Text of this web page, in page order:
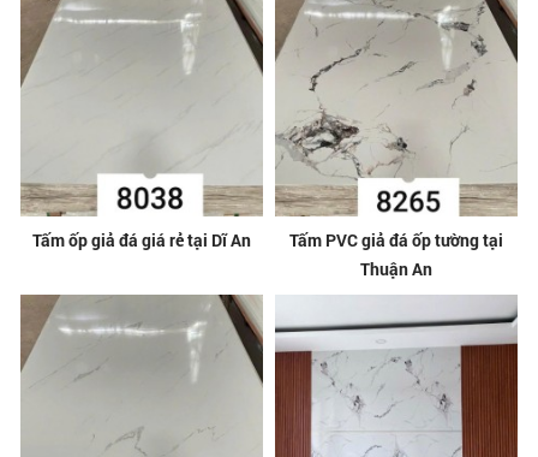
Tấm ốp giả đá giá rẻ tại Dĩ An
Tấm PVC giả đá ốp tường tại
Thuận An